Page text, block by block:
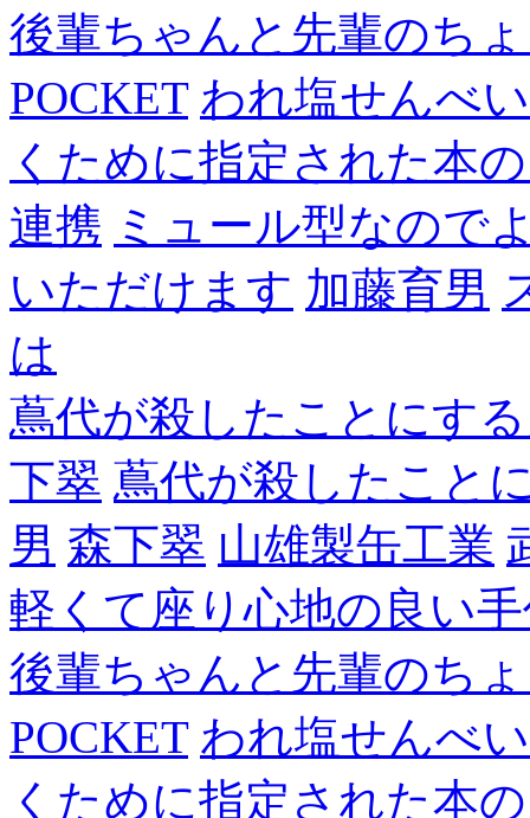
後輩ちゃんと先輩のち
POCKET われ塩せんべい
くために指定された本
連携 ミュール型なので
いただけます 加藤育男
は
蔦代が殺したことにす
下翠 蔦代が殺したこと
男 森下翠 山雄製缶工業
軽くて座り心地の良い
後輩ちゃんと先輩のち
POCKET われ塩せんべい
くために指定された本